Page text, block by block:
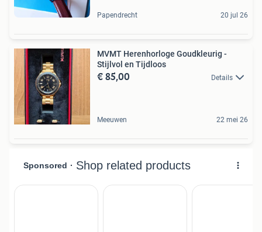
Papendrecht 20 jul 26
MVMT Herenhorloge Goudkleurig -
Stijlvol en Tijdloos
€ 85,00 Details
Meeuwen 22 mei 26